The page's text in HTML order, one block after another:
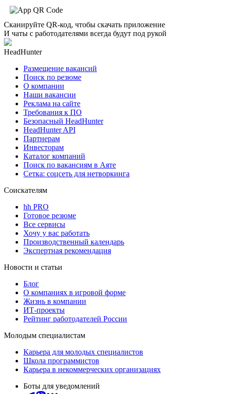
Сканируйте QR-код, чтобы скачать приложение
И чаты с работодателями всегда будут под рукой
HeadHunter
Размещение вакансий
Поиск по резюме
О компании
Наши вакансии
Реклама на сайте
Требования к ПО
Безопасный HeadHunter
HeadHunter API
Партнерам
Инвесторам
Каталог компаний
Поиск по вакансиям в Аяте
Сетка: соцсеть для нетворкинга
Соискателям
hh PRO
Готовое резюме
Все сервисы
Хочу у вас работать
Производственный календарь
Экспертная рекомендация
Новости и статьи
Блог
О компаниях в игровой форме
Жизнь в компании
ИТ-проекты
Рейтинг работодателей России
Молодым специалистам
Карьера для молодых специалистов
Школа программистов
Карьера в некоммерческих организациях
Боты для уведомлений